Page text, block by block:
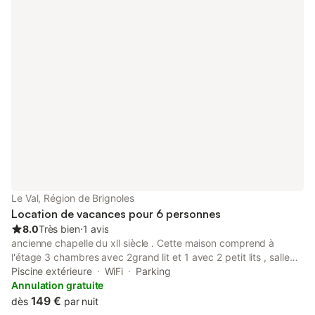
Le Val, Région de Brignoles
Location de vacances pour 6 personnes
8.0Très bien⋅1 avis
ancienne chapelle du xll siècle . Cette maison comprend à
l'étage 3 chambres avec 2grand lit et 1 avec 2 petit lits , salle
d'eau douche , toilette séparé. au rez de chaussée salle a
manger, salon, télé écran plat avec canal + , une cuisine
américaine totalement neuve et aussi maintenant équipé d'un
Piscine extérieure WiFi
Parking
Annulation gratuite
dès 149 € par nuit